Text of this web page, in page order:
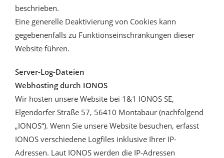
beschrieben.
Eine generelle Deaktivierung von Cookies kann
gegebenenfalls zu Funktionseinschränkungen dieser
Website führen.
Server-Log-Dateien
Webhosting durch IONOS
Wir hosten unsere Website bei 1&1 IONOS SE,
Elgendorfer Straße 57, 56410 Montabaur (nachfolgend
„IONOS“). Wenn Sie unsere Website besuchen, erfasst
IONOS verschiedene Logfiles inklusive Ihrer IP-
Adressen. Laut IONOS werden die IP-Adressen